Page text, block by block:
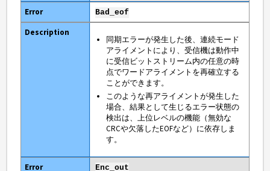
Bad_eof
同期エラーが発生した後、連続モード
アライメントにより、受信機は動作中
に受信ビットストリーム内の任意の時
点でワードアライメントを再確立する
ことができます。
このような再アライメントが発生した
場合、結果として生じるエラー状態の
検出は、上位レベルの機能（無効な
CRCや欠落したEOFなど）に依存しま
す。
Enc_out